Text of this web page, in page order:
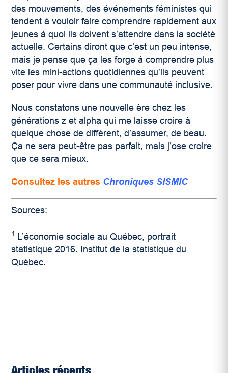
des mouvements, des événements féministes qui
tendent à vouloir faire comprendre rapidement aux
jeunes à quoi ils doivent s’attendre dans la société
actuelle. Certains diront que c’est un peu intense,
mais je pense que ça les forge à comprendre plus
vite les mini-actions quotidiennes qu’ils peuvent
poser pour vivre dans une communauté inclusive.
Nous constatons une nouvelle ère chez les
générations z et alpha qui me laisse croire à
quelque chose de différent, d’assumer, de beau.
Ça ne sera peut-être pas parfait, mais j’ose croire
que ce sera mieux.
Consultez les autres Chroniques SISMIC
Sources:
1 L’économie sociale au Québec, portrait
statistique 2016. Institut de la statistique du
Québec.
Articles récents